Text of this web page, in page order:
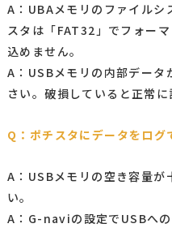
A：UBAメモリのファイルシ
スタは「FAT32」でフォー
込めません。
A：USBメモリの内部データ
さい。破損していると正常に
Q：ポチスタにデータをログ
A：USBメモリの空き容量が
い。
A：G-naviの設定でUSBへ